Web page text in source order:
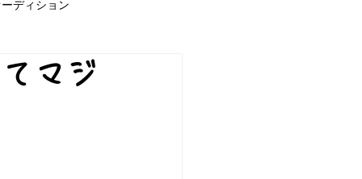
ディション
マジ